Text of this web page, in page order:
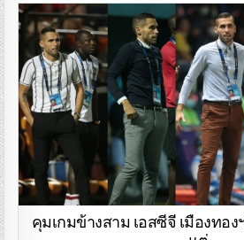
คุมเกมข้างสาม เอสซีจี เมืองทอง